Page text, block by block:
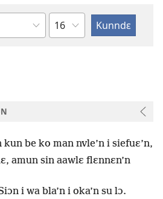
Ndɛ
tre
be ko man nvle’n i siefuɛ’n,
amun sin aawlɛ flɛnnɛn’n
i wa bla’n i oka’n su lɔ.